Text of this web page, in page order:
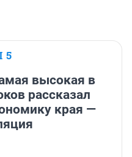
5
высокая в
рассказал
края —